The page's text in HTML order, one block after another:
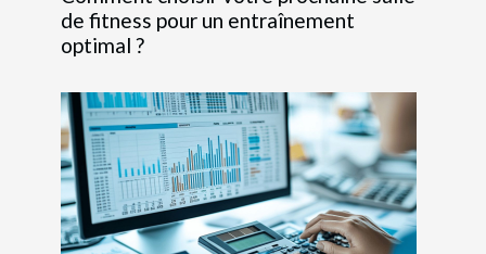
de fitness pour un entraînement
optimal ?